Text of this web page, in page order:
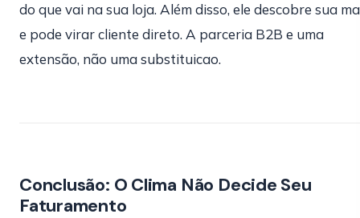
do que vai na sua loja. Além disso, ele descobre sua
e pode virar cliente direto. A parceria B2B e uma
extensão, não uma substituicao.
Conclusão: O Clima Não Decide Seu
Faturamento